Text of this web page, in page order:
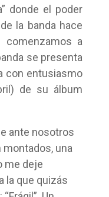
donde el poder
la banda hace
comenzamos a
se presenta
con entusiasmo
de su álbum
ante nosotros
una
me deje
la que quizás